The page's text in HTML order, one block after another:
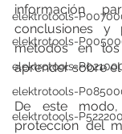
elektrotools-
elektrotools-
elektrotools-
elektrotools-
elektrotools-P522200
información
conclusiones y
métodos en
aprender sobre
De este
protección del